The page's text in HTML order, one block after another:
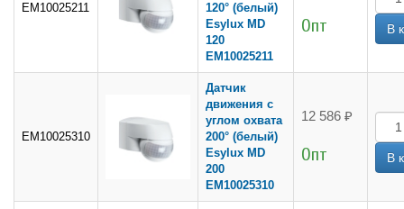
EM10025211
120° (белый)
Esylux MD
120
EM10025211
Опт
EM10025310
Датчик
движения с
углом охвата
200° (белый)
Esylux MD
200
EM10025310
12 586 ₽
Опт